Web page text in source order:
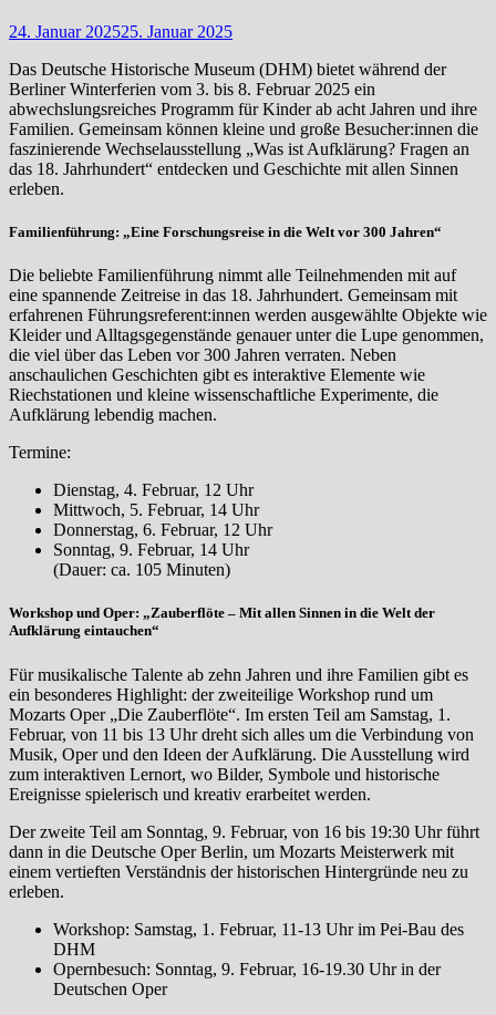
24. Januar 202525. Januar 2025
Das Deutsche Historische Museum (DHM) bietet während der
Berliner Winterferien vom 3. bis 8. Februar 2025 ein
abwechslungsreiches Programm für Kinder ab acht Jahren und ihre
Familien. Gemeinsam können kleine und große Besucher:innen die
faszinierende Wechselausstellung „Was ist Aufklärung? Fragen an
das 18. Jahrhundert“ entdecken und Geschichte mit allen Sinnen
erleben.
Familienführung: „Eine Forschungsreise in die Welt vor 300 Jahren“
Die beliebte Familienführung nimmt alle Teilnehmenden mit auf
eine spannende Zeitreise in das 18. Jahrhundert. Gemeinsam mit
erfahrenen Führungsreferent:innen werden ausgewählte Objekte wie
Kleider und Alltagsgegenstände genauer unter die Lupe genommen,
die viel über das Leben vor 300 Jahren verraten. Neben
anschaulichen Geschichten gibt es interaktive Elemente wie
Riechstationen und kleine wissenschaftliche Experimente, die
Aufklärung lebendig machen.
Termine:
Dienstag, 4. Februar, 12 Uhr
Mittwoch, 5. Februar, 14 Uhr
Donnerstag, 6. Februar, 12 Uhr
Sonntag, 9. Februar, 14 Uhr
(Dauer: ca. 105 Minuten)
Workshop und Oper: „Zauberflöte – Mit allen Sinnen in die Welt der
Aufklärung eintauchen“
Für musikalische Talente ab zehn Jahren und ihre Familien gibt es
ein besonderes Highlight: der zweiteilige Workshop rund um
Mozarts Oper „Die Zauberflöte“. Im ersten Teil am Samstag, 1.
Februar, von 11 bis 13 Uhr dreht sich alles um die Verbindung von
Musik, Oper und den Ideen der Aufklärung. Die Ausstellung wird
zum interaktiven Lernort, wo Bilder, Symbole und historische
Ereignisse spielerisch und kreativ erarbeitet werden.
Der zweite Teil am Sonntag, 9. Februar, von 16 bis 19:30 Uhr führt
dann in die Deutsche Oper Berlin, um Mozarts Meisterwerk mit
einem vertieften Verständnis der historischen Hintergründe neu zu
erleben.
Workshop: Samstag, 1. Februar, 11-13 Uhr im Pei-Bau des
DHM
Opernbesuch: Sonntag, 9. Februar, 16-19.30 Uhr in der
Deutschen Oper